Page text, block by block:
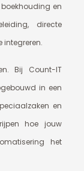
en
directe
integreren.
Bij Count-IT
in een
en
hoe jouw
het